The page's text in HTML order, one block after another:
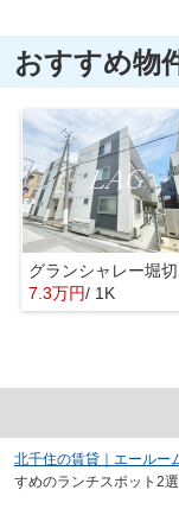
おすすめ物
7.3万円/ 1K
北千住の賃貸｜エールー
すめのランチスポット2選